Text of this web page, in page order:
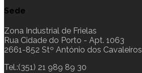
Sede
Zona Industrial de Frielas
Rua Cidade do Porto - Apt. 1063
2661-852 Stº António dos Cavaleiros
Tel.:(351) 21 989 89 30